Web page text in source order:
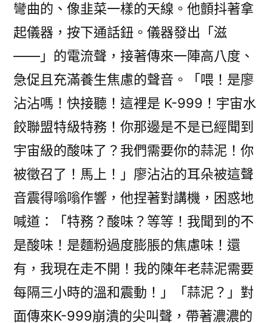
彎曲的、像韭菜一樣的天線。他顫抖著拿
起儀器，按下通話鈕。儀器發出「滋
——」的電流聲，接著傳來一陣高八度、
急促且充滿養生焦慮的聲音。「喂！是廖
沾沾嗎！快接聽！這裡是 K-999！宇宙水
餃聯盟特級特務！你那邊是不是已經聞到
宇宙級的酸味了？我們需要你的蒜泥！你
被徵召了！馬上！」廖沾沾的耳朵被這聲
音震得嗡嗡作響，他捏著對講機，困惑地
喊道：「特務？酸味？等等！我聞到的不
是酸味！是麵粉過度膨脹的焦慮味！還
有，我現在走不開！我的陳年老蒜泥需要
每隔三小時的溫和震動！」「蒜泥？」對
面傳來K-999崩潰的尖叫聲，帶著濃濃的